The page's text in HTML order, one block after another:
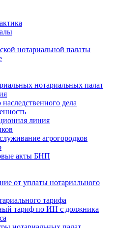
нотариальной палаты
нотариальных палат
дела
линия
агрогородков
акты БНП
от уплаты нотариального
тарифа
тариф по ИН с должника